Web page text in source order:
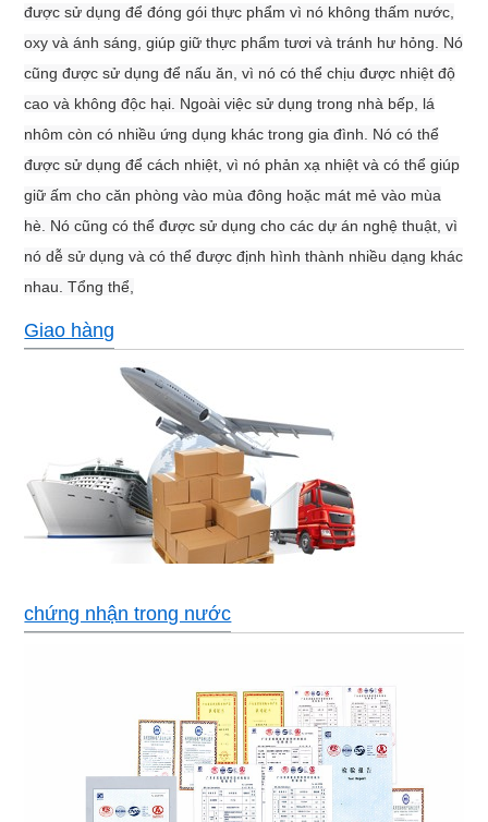
được sử dụng để đóng gói thực phẩm vì nó không thấm nước,
oxy và ánh sáng, giúp giữ thực phẩm tươi và tránh hư hỏng. Nó
cũng được sử dụng để nấu ăn, vì nó có thể chịu được nhiệt độ
cao và không độc hại. Ngoài việc sử dụng trong nhà bếp, lá
nhôm còn có nhiều ứng dụng khác trong gia đình. Nó có thể
được sử dụng để cách nhiệt, vì nó phản xạ nhiệt và có thể giúp
giữ ấm cho căn phòng vào mùa đông hoặc mát mẻ vào mùa
hè. Nó cũng có thể được sử dụng cho các dự án nghệ thuật, vì
nó dễ sử dụng và có thể được định hình thành nhiều dạng khác
nhau. Tổng thể,
Giao hàng
chứng nhận trong nước